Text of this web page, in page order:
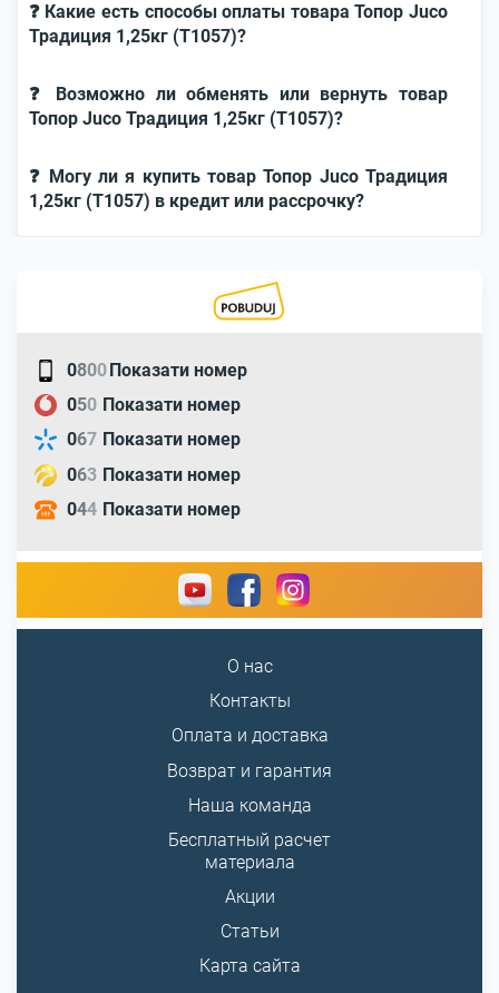
❓ Какие есть способы оплаты товара Топор Juco
Традиция 1,25кг (Т1057)?
❓ Возможно ли обменять или вернуть товар
Топор Juco Традиция 1,25кг (Т1057)?
❓ Могу ли я купить товар Топор Juco Традиция
1,25кг (Т1057) в кредит или рассрочку?
0800Показати номер
050 Показати номер
067 Показати номер
063 Показати номер
044 Показати номер
О нас
Контакты
Оплата и доставка
Возврат и гарантия
Наша команда
Бесплатный расчет
материала
Акции
Статьи
Карта сайта